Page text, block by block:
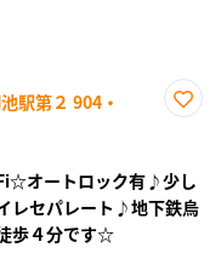
駅第２ 904・
録
オートロック有♪少し
レセパレート♪地下鉄烏
歩４分です☆